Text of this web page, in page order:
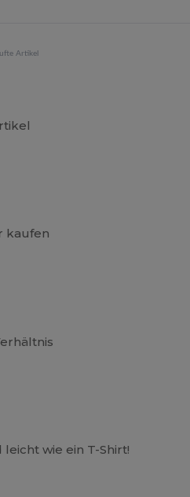
Artikel
kaufen
wie ein T-Shirt!